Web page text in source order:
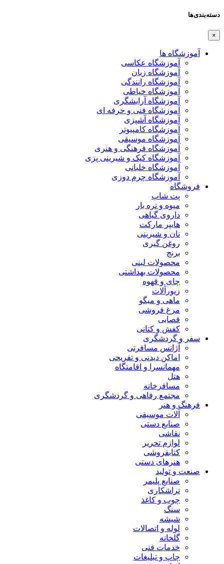
دسته‌بندی‌ها
×
آموزشگاه ها
آموزشگاه عکاسی
آموزشگاه زبان
آموزشگاه رانندگی
آموزشگاه خیاطی
آموزشگاه آرایشگری
آموزشگاه فنی و حرفه ای
آموزشگاه آشپزی
آموزشگاه کامپیوتر
آموزشگاه موسیقی
آموزشگاه فرهنگی و هنری
آموزشگاه کیک و شیرینی پزی
آموزشگاه خلبانی
آموزشگاه چرم دوزی
فروشگاه
پت شاپ
میوه و تره بار
داروی گیاهی
هایپر مارکت
نان و شیرینی
روغن گیری
برنج
محصولات لبنی
محصولات بهداشتی
چای و قهوه
زیورآلات
ماهی و میگو
مرغ فروشی
قصابی
کفش و کتانی
سفر و گردشگری
آژانس مسافرتی
اماکن دیدنی و تفریحی
مهمانسرا و اقامتگاه
هتل
مسافرخانه
مجتمع رفاهی و گردشگری
فرهنگ و هنر
آلات موسیقی
صنایع دستی
نقاشی
لوازم تحریر
کتابفروشی
هنرهای دستی
صنعت و تولید
صنایع پلیمر
تراشکاری
چوب و کاغذ
سنگ
شیشه
لوله و اتصالات
گلخانه
خدمات فنی
چاپ و تبلیغات